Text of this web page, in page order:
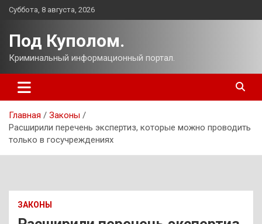
Перейти
Суббота, 8 августа, 2026
Под Куполом.
Криминальный информационный портал.
Главная
Законы
Расширили перечень экспертиз, которые можно проводить
только в госучреждениях
ЗАКОНЫ